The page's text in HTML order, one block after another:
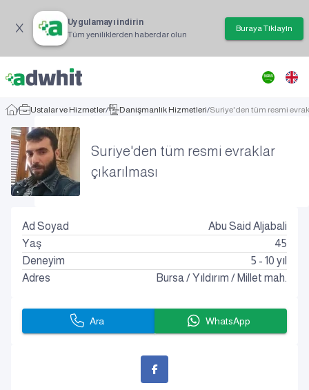
Uygulamayı indirin
Tüm yeniliklerden haberdar olun
Buraya Tıklayın
/ Ustalar ve Hizmetler/ Danışmanlık Hizmetleri/Suriye'den tüm resmi
Suriye'den tüm resmi evraklar
çıkarılması
Ad Soyad
Abu Said Aljabali
Yaş
45
Deneyim
5 - 10 yıl
Adres
Bursa/Yıldırım / Millet mah.
Ara WhatsApp